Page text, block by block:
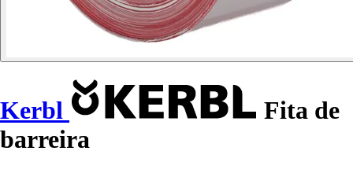
Kerbl
Fita de
barreira